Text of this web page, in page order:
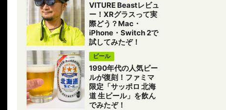
VITURE Beastレビュ
ー！XRグラスって実
際どう？Mac・
iPhone・Switch 2で
試してみたぞ！
ビール
1990年代の人気ビー
ルが復刻！ファミマ
限定「サッポロ 北海
道 生ビール」を飲ん
でみたぞ！